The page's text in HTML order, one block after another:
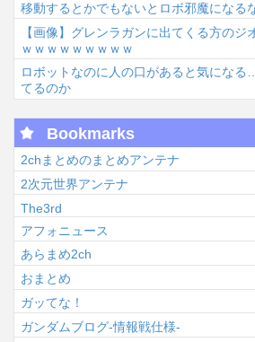
移動するとかでもないとロボ邪魔になる
【画像】グレンラガンに出てくる方のジ
ｗｗｗｗｗｗｗｗｗ
ロボットなのに人の口があると気にな
てるのか
Bookmarks
2chまとめのまとめアンテナ
2次元世界アンテナ
The3rd
アフォニュース
あらまめ2ch
おまとめ
ガッてな！
ガンダムブログ-情報戦仕様-